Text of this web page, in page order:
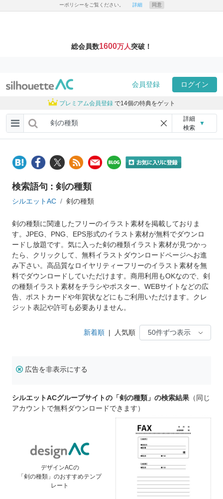
ーポリシーをご覧ください。 詳細 同意
総会員数1600万人突破！
会員登録 ログイン
プレミアム会員登録 で14個の特典をゲット
詳細
検索
▼
検索語句 : 剣の種類
シルエットAC 剣の種類
剣の種類に関連したフリーのイラスト素材を掲載しておりま
す。JPEG、PNG、EPS形式のイラスト素材が無料でダウンロ
ードし放題です。気に入った剣の種類イラスト素材が見つかっ
たら、クリックして、無料イラストダウンロードページへお進
み下さい。高品質なロイヤリティーフリーのイラスト素材を無
料でダウンロードしていただけます。商用利用もOKなので、剣
の種類イラスト素材をチラシやポスター、WEBサイトなどの広
告、ポストカードや年賀状などにもご利用いただけます。クレ
ジット表記や許可も必要ありません。
新着順 | 人気順
広告を非表示にする
シルエットACグループサイトの「剣の種類」の検索結果 （同じ
アカウントで無料ダウンロードできます）
デザインACの
「剣の種類」のおすすめテンプ
レート